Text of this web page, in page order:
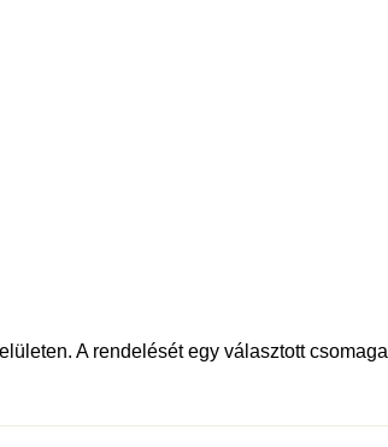
A rendelését egy választott